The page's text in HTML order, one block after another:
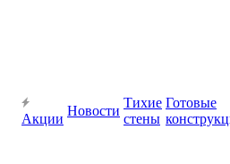
Акции
Новости
Тихие
стены
Готовые